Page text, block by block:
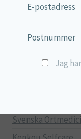
100% Natural
Multi Nutrient
Svenska
E-postadress
Postnummer
Jag